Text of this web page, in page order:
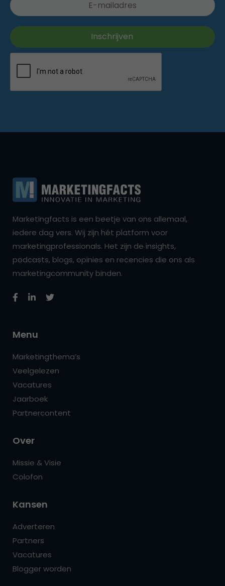
Marketingfacts is een beetje van ons allemaal,
iedere dag vers. Wij zijn hét platform voor
marketingprofessionals. Het zijn de insights,
podcasts, blogs, opinies en recencies die ons als
marketingcommunity binden.
Menu
Marketingthema’s
Veelgelezen
Vacatures
Jaarboek
Partnercontent
Over
Missie & Visie
Colofon
Kansen
Adverteren
Partners
Vacatures
Blogger worden